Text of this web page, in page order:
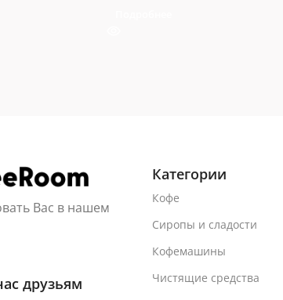
Вас в нашем
друзьям
Категории
Кофе
Сиропы и сладости
Кофемашины
Чистящие средства